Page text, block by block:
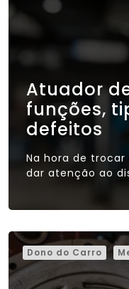
Atuador
funções,
defeitos
Na hora de
dar atenção ao
Dono do Carro